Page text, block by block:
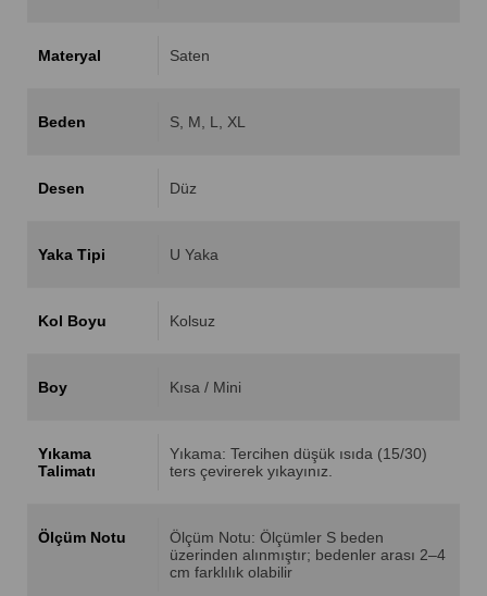
Materyal Saten
Beden S M L XL
Desen Düz
Yaka Tipi U Yaka
Kol Boyu Kolsuz
Boy Kısa / Mini
Yıkama
Talimatı
Yıkama: Tercihen düşük ısıda (15/30)
ters çevirerek yıkayınız.
Ölçüm Notu
Ölçüm Notu: Ölçümler S beden
üzerinden alınmıştır; bedenler arası 2–4
cm farklılık olabilir